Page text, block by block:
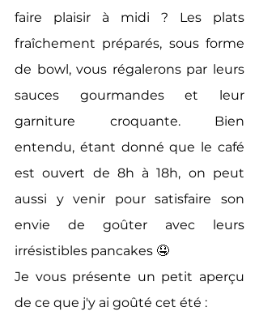
faire plaisir à midi ? Les plats
fraîchement préparés, sous forme
de bowl, vous régalerons par leurs
sauces gourmandes et leur
garniture croquante. Bien
entendu, étant donné que le café
est ouvert de 8h à 18h, on peut
aussi y venir pour satisfaire son
envie de goûter avec leurs
irrésistibles pancakes 🤤
Je vous présente un petit aperçu
de ce que j'y ai goûté cet été :